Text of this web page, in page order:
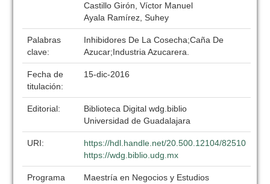
Castillo Girón, Víctor Manuel
Ayala Ramírez, Suhey
Palabras
clave:
Inhibidores De La Cosecha;Caña De
Azucar;Industria Azucarera.
Fecha de
titulación:
15-dic-2016
Editorial:
Biblioteca Digital wdg.biblio
Universidad de Guadalajara
URI:
https://hdl.handle.net/20.500.12104/82510
https://wdg.biblio.udg.mx
Programa
Maestría en Negocios y Estudios